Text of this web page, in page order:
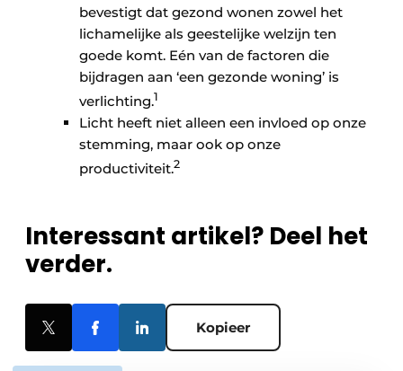
bevestigt dat gezond wonen zowel het
lichamelijke als geestelijke welzijn ten
goede komt. Eén van de factoren die
bijdragen aan ‘een gezonde woning’ is
verlichting.1
Licht heeft niet alleen een invloed op onze
stemming, maar ook op onze
productiviteit.2
Interessant artikel? Deel het
verder.
Kopieer